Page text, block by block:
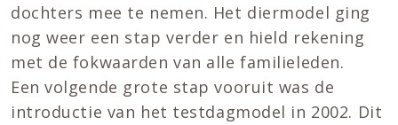
dochters mee te nemen. Het diermodel ging
nog weer een stap verder en hield rekening
met de fokwaarden van alle familieleden.
Een volgende grote stap vooruit was de
introductie van het testdagmodel in 2002. Dit